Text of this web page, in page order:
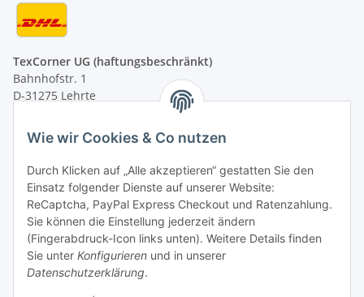
TexCorner UG (haftungsbeschränkt)
Bahnhofstr. 1
D-31275 Lehrte
von 09:00 - 13:00 Uhr
Tel: +49 (0) 5132 8230689
Fax: +49 (0) 5132 8230693
E-Mail:mail@texcorner.de
Wie wir Cookies & Co nutzen
Durch Klicken auf „Alle akzeptieren“ gestatten Sie den
Einsatz folgender Dienste auf unserer Website:
ReCaptcha, PayPal Express Checkout und Ratenzahlung.
Sie können die Einstellung jederzeit ändern
(Fingerabdruck-Icon links unten). Weitere Details finden
Sie unter Konfigurieren und in unserer
Datenschutzerklärung.